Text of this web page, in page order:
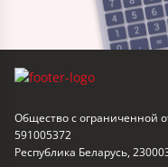
Общество с ограниченной
591005372
Республика Беларусь,